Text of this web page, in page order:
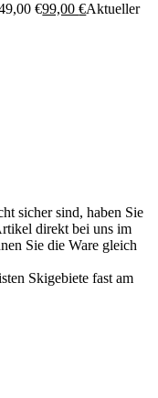
€99,00€Aktueller
sicher sind, haben Sie
direkt bei uns im
Sie die Ware gleich
Skigebiete fast am